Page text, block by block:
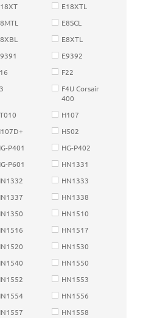
E18XTL
E8SCL
E8XTL
E9392
F22
F4U Corsair
400
H107
H502
P401
HG-P402
P601
HN1331
HN1333
HN1338
HN1510
HN1517
HN1530
HN1550
HN1553
HN1556
HN1558